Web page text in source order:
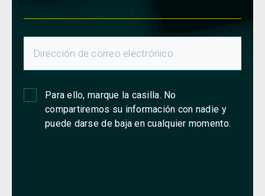
Para ello, marque la casilla. No
compartiremos su información con nadie y
puede darse de baja en cualquier momento.